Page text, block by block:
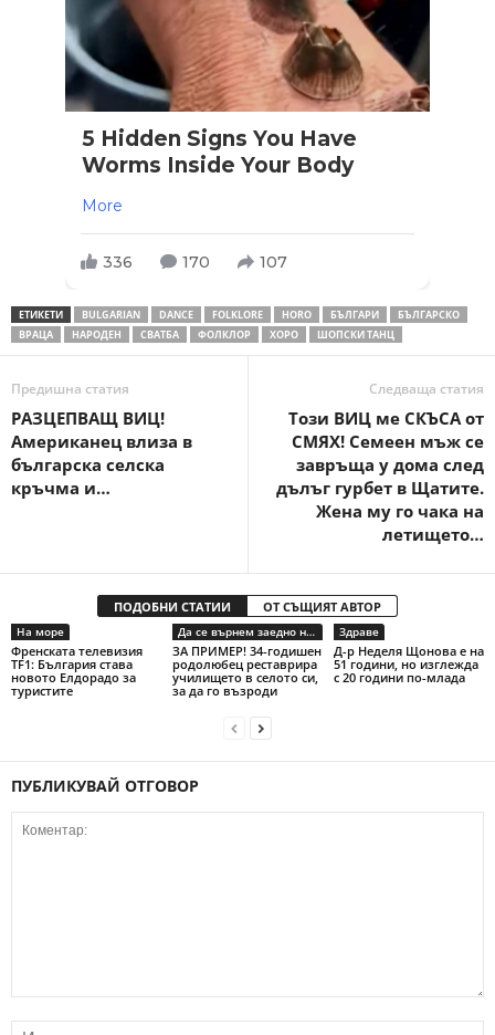
5 Hidden Signs You Have
Worms Inside Your Body
More
336 170 107
ЕТИКЕТИ BULGARIAN DANCE FOLKLORE HORO БЪЛГАРИ
БЪЛГАРСКО
ВРАЦА
НАРОДЕН СВАТБА ФОЛКЛОР ХОРО ШОПСКИ ТАНЦ
Предишна статия
РАЗЦЕПВАЩ ВИЦ!
Американец влиза в
българска селска
кръчма и…
Следваща статия
Този ВИЦ ме СКЪСА от
СМЯХ! Семеен мъж се
завръща у дома след
дълъг гурбет в Щатите.
Жена му го чака на
летището…
ПОДОБНИ СТАТИИ ОТ СЪЩИЯТ АВТОР
На море
Френската телевизия
TF1: България става
новото Елдорадо за
туристите
Да се върнем заедно на село
ЗА ПРИМЕР! 34-годишен
родолюбец реставрира
училището в селото си,
за да го възроди
Здраве
Д-р Неделя Щонова е на
51 години, но изглежда
с 20 години по-млада
ПУБЛИКУВАЙ ОТГОВОР